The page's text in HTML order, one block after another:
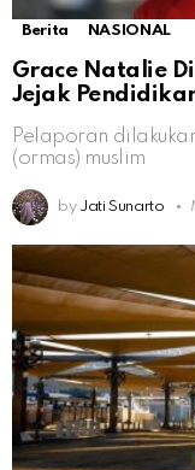
Berita NASIONAL
Grace Natalie
Jejak
Pelaporan
(ormas) muslim
by Jati Sunarto